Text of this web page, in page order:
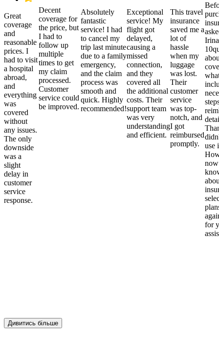
Great
coverage
and
reasonable
prices. I
had to visit
a hospital
abroad,
and
everything
was
covered
without
any issues.
The only
downside
was a
slight
delay in
customer
service
response.
Decent
coverage for
the price, but
I had to
follow up
multiple
times to get
my claim
processed.
Customer
service could
be improved.
Absolutely
fantastic
service! I had
to cancel my
trip last minute
due to a family
emergency,
and the claim
process was
smooth and
quick. Highly
recommended!
Exceptional
service! My
flight got
delayed,
causing a
missed
connection,
and they
covered all
the additional
costs. Their
support team
was very
understanding
and efficient.
This travel
insurance
saved me a
lot of
hassle
when my
luggage
was lost.
Their
customer
service
was top-
notch, and
I got
reimbursed
promptly.
use
for
Дивитись більше